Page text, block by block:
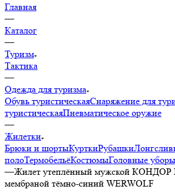
Главная
—
Каталог
—
Туризм
Тактика
—
Одежда для туризма
Обувь туристическаяСнаряжение для
туристическаяПневматическое оружие
—
Жилетки
Брюки и шортыКурткиРубашки
полоТермобельёКостюмыГоловные уборы
—Жилет утеплённый мужской КОНДОР
мембраной тёмно-синий WERWOLF